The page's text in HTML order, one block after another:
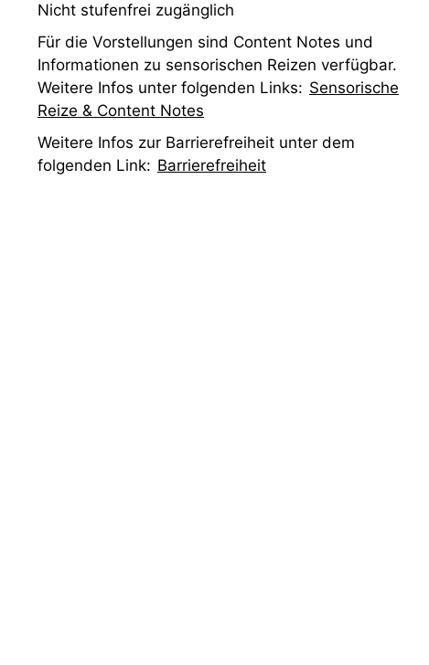
Nicht stufenfrei zugänglich
Für die Vorstellungen sind Content Notes und
Informationen zu sensorischen Reizen verfügbar.
Weitere Infos unter folgenden Links: Sensorische
Reize & Content Notes
Weitere Infos zur Barrierefreiheit unter dem
folgenden Link: Barrierefreiheit